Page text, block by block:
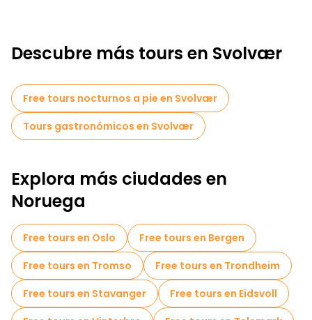
Descubre más tours en Svolvær
Free tours nocturnos a pie en Svolvær
Tours gastronómicos en Svolvær
Explora más ciudades en
Noruega
Free tours en Oslo
Free tours en Bergen
Free tours en Tromso
Free tours en Trondheim
Free tours en Stavanger
Free tours en Eidsvoll